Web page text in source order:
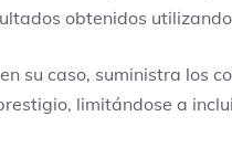
obtenidos
su caso, suministra los
limitándose a